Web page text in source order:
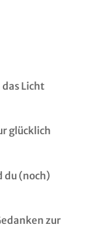
Licht
glücklich
du (noch)
zur